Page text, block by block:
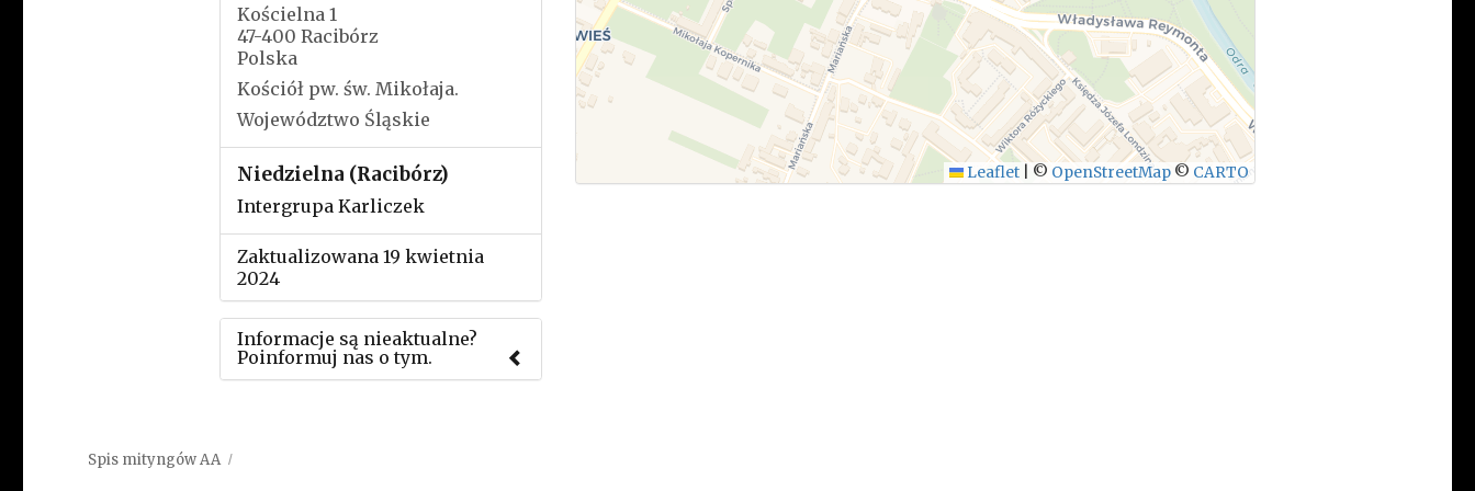
Kościelna 1
47-400 Racibórz
Polska
Kościół pw. św. Mikołaja.
Województwo Śląskie
Niedzielna (Racibórz)
Intergrupa Karliczek
Zaktualizowana 19 kwietnia
2024
Informacje są nieaktualne?
Poinformuj nas o tym.
Leaflet © OpenStreetMap © CARTO
Spis mityngów AA